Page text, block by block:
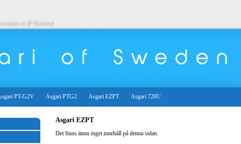
av IP Kameror
PT-G2V Asgari PTG2 Asgari EZPT Asgari 720U
Asgari EZPT
Det finns ännu inget innehåll på denna sidan.